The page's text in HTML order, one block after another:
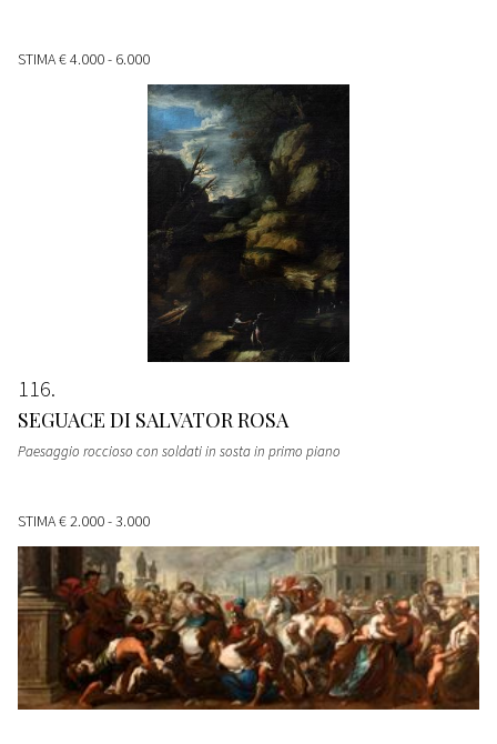
STIMA€ 4.000 - 6.000
116
SEGUACE DI SALVATOR ROSA
Paesaggio roccioso con soldati in sosta in primo piano
STIMA€ 2.000 - 3.000